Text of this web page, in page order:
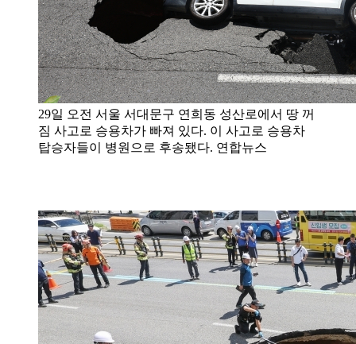
29일 오전 서울 서대문구 연희동 성산로에서 땅 꺼
짐 사고로 승용차가 빠져 있다. 이 사고로 승용차
탑승자들이 병원으로 후송됐다. 연합뉴스